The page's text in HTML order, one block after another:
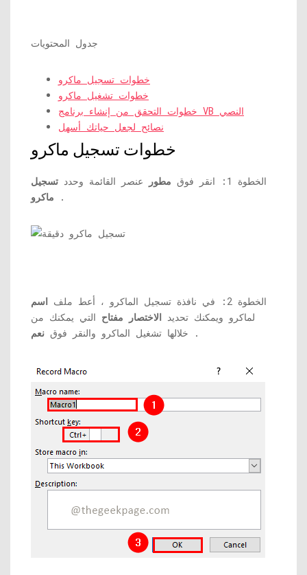
جدول المحتويات
خطوات تسجيل ماكرو
خطوات تشغيل ماكرو
خطوات التحقق من إنشاء برنامج VB النصي
نصائح لجعل حياتك أسهل
خطوات تسجيل ماكرو
الخطوة 1: انقر فوق مطور عنصر القائمة وحدد تسجيل
ماكرو .
الخطوة 2: في نافذة تسجيل الماكرو ، أعط ملف
اسم
لماكرو ويمكنك تحديد الاختصار مفتاح التي يمكنك من
خلالها تشغيل الماكرو والنقر فوق نعم .